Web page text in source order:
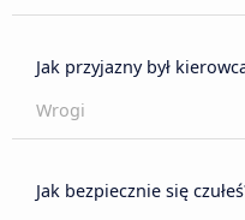
Jak przyjazny był
Wrogi
Jak bezpiecznie się